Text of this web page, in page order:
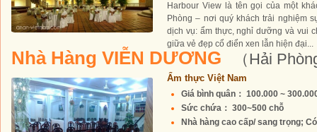
Harbour View là tên gọi của một
Phòng – nơi quý khách trải nghiệm
dịch vụ: ẩm thực, nghỉ dưỡng và vui
giữa vẻ đẹp cổ điển xen lẫn hiện đại...
Nhà Hàng VIỄN DƯƠNG （Hải
Ẩm thực Việt Nam
Giá bình quân： 100.000 ~
Sức chứa： 300~500 chỗ
Nhà hàng cao cấp/ sang trọng;